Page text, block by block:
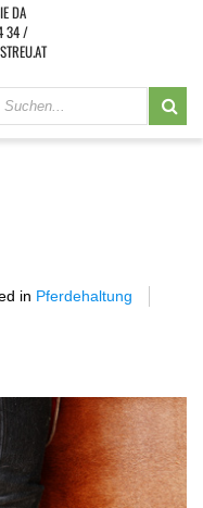
DA
34 /
in Pferdehaltung